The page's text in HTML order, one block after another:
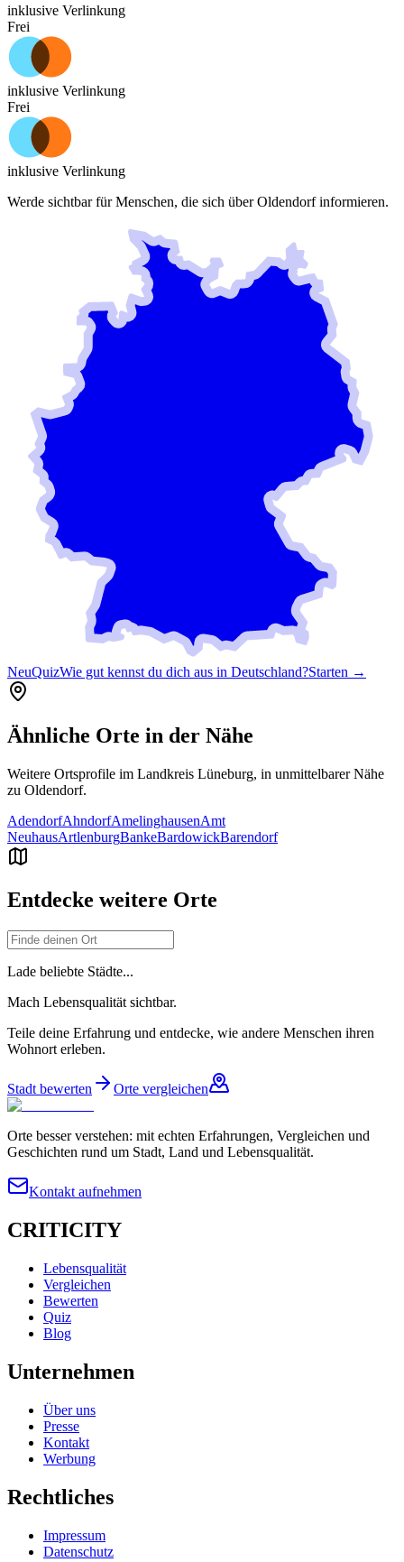
inklusive Verlinkung
Frei
inklusive Verlinkung
Frei
inklusive Verlinkung
Werde sichtbar für Menschen, die sich überOldendorfinformieren.
NeuQuizWie gut kennst du dich aus in Deutschland?Starten →
Ähnliche Orte in der Nähe
Weitere Ortsprofile im Landkreis Lüneburg, in unmittelbarer Nähe
zu Oldendorf.
AdendorfAhndorfAmelinghausenAmt
NeuhausArtlenburgBankeBardowickBarendorf
Entdecke weitere Orte
Lade beliebte Städte...
Mach Lebensqualität sichtbar.
Teile deine Erfahrung und entdecke, wie andere Menschen ihren
Wohnort erleben.
Stadt bewerten Orte vergleichen
Orte besser verstehen: mit echten Erfahrungen, Vergleichen und
Geschichten rund um Stadt, Land und Lebensqualität.
Kontakt aufnehmen
CRITICITY
Lebensqualität
Vergleichen
Bewerten
Quiz
Blog
Unternehmen
Über uns
Presse
Kontakt
Werbung
Rechtliches
Impressum
Datenschutz